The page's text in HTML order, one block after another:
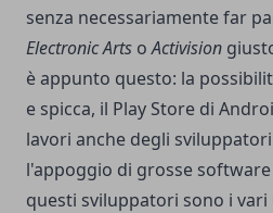
senza necessariamente far
Electronic Arts oActivision
è appunto questo: la
e spicca, il Play Store di
lavori anche degli
l'appoggio di grosse
questi sviluppatori sono i vari